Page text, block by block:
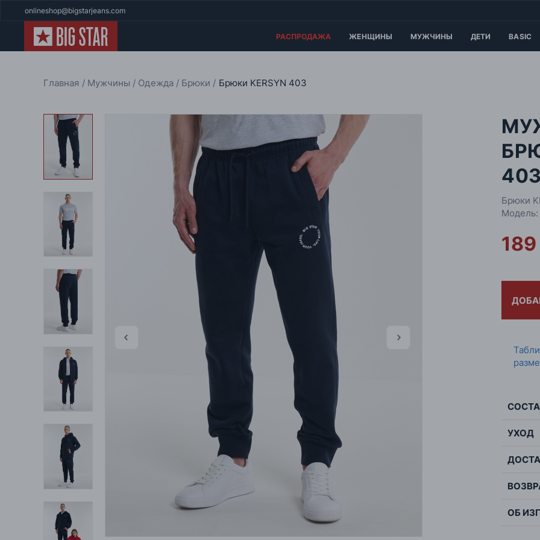
onlineshop@bigstarjeans.com
РАСПРОДАЖА ЖЕНЩИНЫ МУЖЧИНЫ ДЕТИ BASIC
Главная Мужчины Одежда Брюки Брюки KERSYN 403
403
Брюки
Модель:
189
УХОД
ОБ